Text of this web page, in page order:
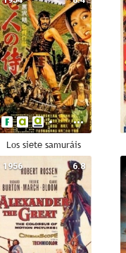
Los siete samuráis
6.8
1956